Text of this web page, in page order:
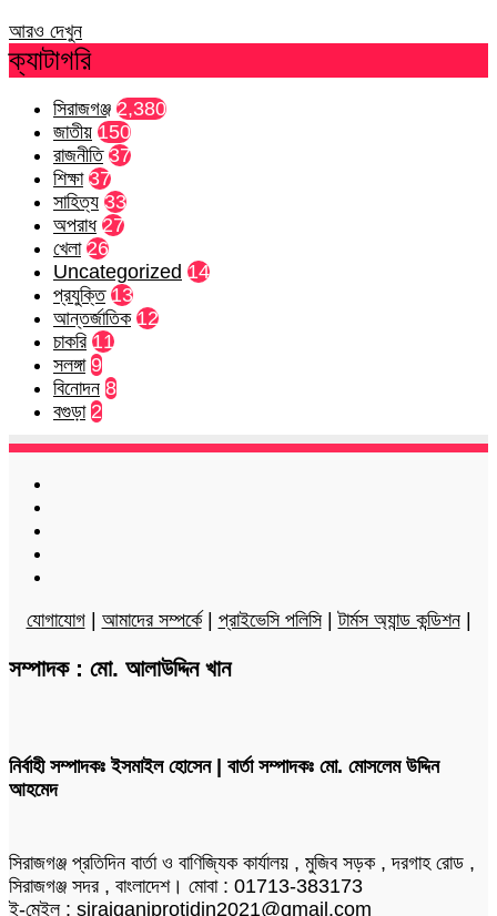
আরও দেখুন
ক্যাটাগরি
সিরাজগঞ্জ 2,380
জাতীয় 150
রাজনীতি 37
শিক্ষা 37
সাহিত্য 33
অপরাধ 27
খেলা 26
Uncategorized 14
প্রযুক্তি 13
আন্তর্জাতিক 12
চাকরি 11
সলঙ্গা 9
বিনোদন 8
বগুড়া 2
যোগাযোগ| আমাদের সম্পর্কে| প্রাইভেসি পলিসি|টার্মস অ্যান্ড কন্ডিশন|
সম্পাদক : মো. আলাউদ্দিন খান
নির্বাহী সম্পাদকঃ ইসমাইল হোসেন | বার্তা সম্পাদকঃ মো. মোসলেম উদ্দিন
আহমেদ
সিরাজগঞ্জ প্রতিদিন বার্তা ও বাণিজ্যিক কার্যালয় , মুজিব সড়ক , দরগাহ রোড ,
সিরাজগঞ্জ সদর , বাংলাদেশ। মোবা : 01713-383173
ই-মেইল : sirajganjprotidin2021@gmail.com